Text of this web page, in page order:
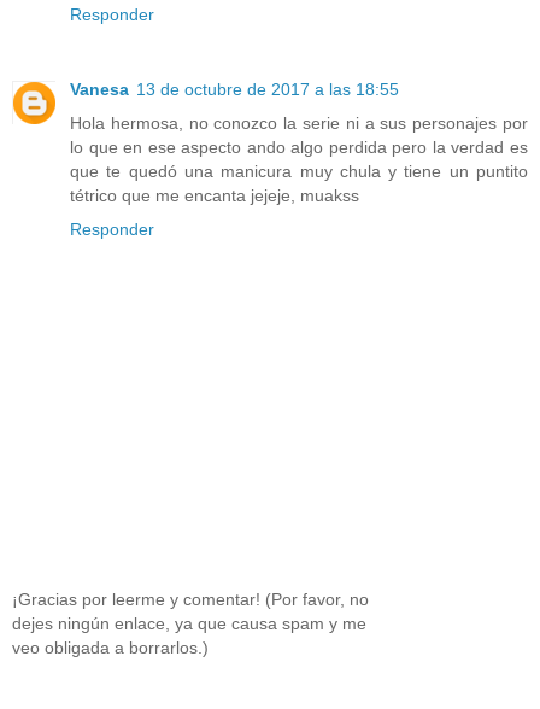
Responder
Vanesa 13 de octubre de 2017 a las 18:55
Hola hermosa, no conozco la serie ni a sus personajes por
lo que en ese aspecto ando algo perdida pero la verdad es
que te quedó una manicura muy chula y tiene un puntito
tétrico que me encanta jejeje, muakss
Responder
¡Gracias por leerme y comentar! (Por favor, no
dejes ningún enlace, ya que causa spam y me
veo obligada a borrarlos.)